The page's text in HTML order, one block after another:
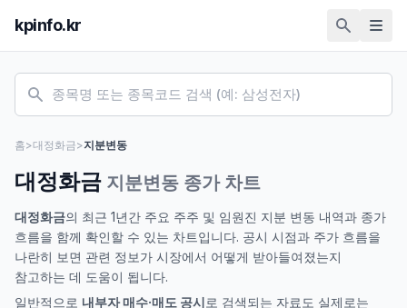
kpinfo.kr
홈>대정화금>지분변동
대정화금 지분변동 종가 차트
대정화금의 최근 1년간 주요 주주 및 임원진 지분 변동 내역과 종가
흐름을 함께 확인할 수 있는 차트입니다. 공시 시점과 주가 흐름을
나란히 보면 관련 정보가 시장에서 어떻게 받아들여졌는지
참고하는 데 도움이 됩니다.
일반적으로 내부자 매수·매도 공시로 검색되는 자료도 실제로는